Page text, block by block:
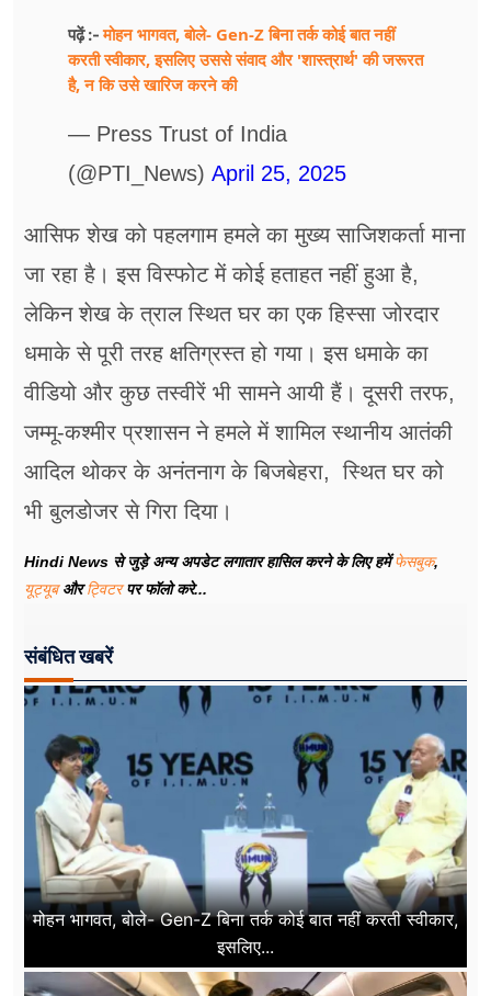
पढ़ें :-मोहन भागवत, बोले- Gen-Z बिना तर्क कोई बात नहीं
करती स्वीकार, इसलिए उससे संवाद और 'शास्त्रार्थ' की जरूरत
है, न कि उसे खारिज करने की
— Press Trust of India
(@PTI_News) April 25, 2025
आसिफ शेख को पहलगाम हमले का मुख्य साजिशकर्ता माना
जा रहा है। इस विस्फोट में कोई हताहत नहीं हुआ है,
लेकिन शेख के त्राल स्थित घर का एक हिस्सा जोरदार
धमाके से पूरी तरह क्षतिग्रस्त हो गया। इस धमाके का
वीडियो और कुछ तस्वीरें भी सामने आयी हैं। दूसरी तरफ,
जम्मू-कश्मीर प्रशासन ने हमले में शामिल स्थानीय आतंकी
आदिल थोकर के अनंतनाग के बिजबेहरा, स्थित घर को
भी बुलडोजर से गिरा दिया।
Hindi News से जुड़े अन्य अपडेट लगातार हासिल करने के लिए हमेंफेसबुक,
यूट्यूबऔरट्विटरपर फॉलो करे...
संबंधित खबरें
मोहन भागवत, बोले- Gen-Z बिना तर्क कोई बात नहीं करती स्वीकार,
इसलिए...